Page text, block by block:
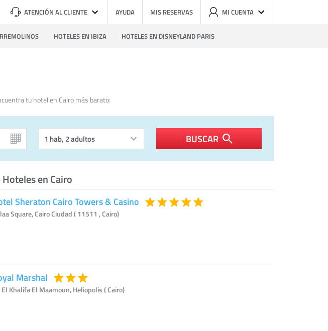
ATENCIÓN AL CLIENTE AYUDA MIS RESERVAS MI CUENTA
HOTELES EN IBIZA HOTELES EN DISNEYLAND PARIS
tu hotel en Cairo más barato:
BUSCAR
en Cairo
Sheraton Cairo Towers & Casino
Square, Cairo Ciudad ( 11511 , Cairo)
Marshal
El Khalifa El Maamoun, Heliopolis ( Cairo)